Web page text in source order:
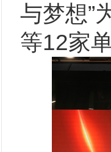
与梦想”
等12家